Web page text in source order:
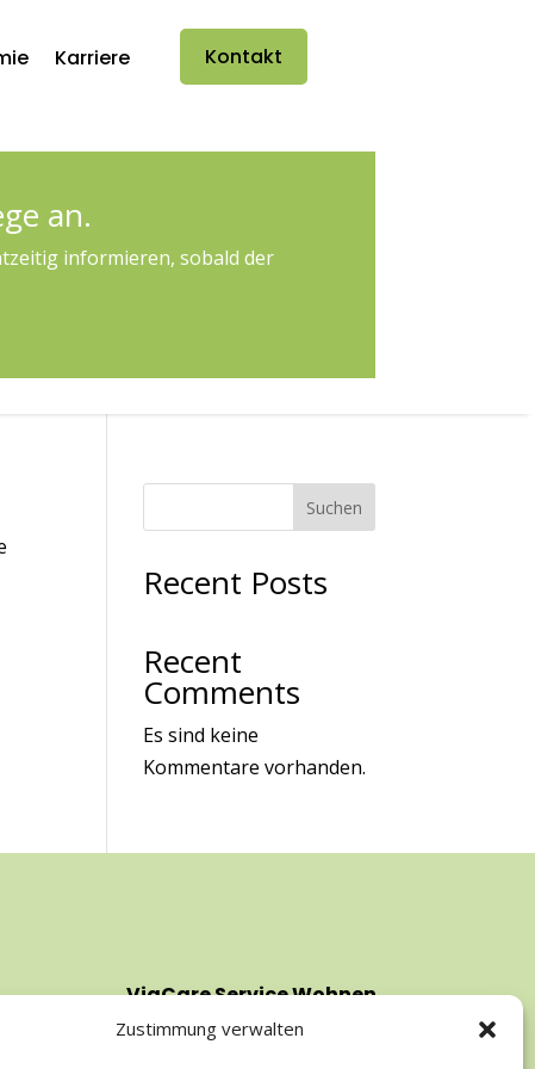
Zustimmung verwalten
Karriere Kontakt
an.
informieren, sobald der
Suchen
Recent Posts
Recent
Comments
Es sind keine
Kommentare vorhanden.
ViaCare Service Wohnen
Pflege GmbH